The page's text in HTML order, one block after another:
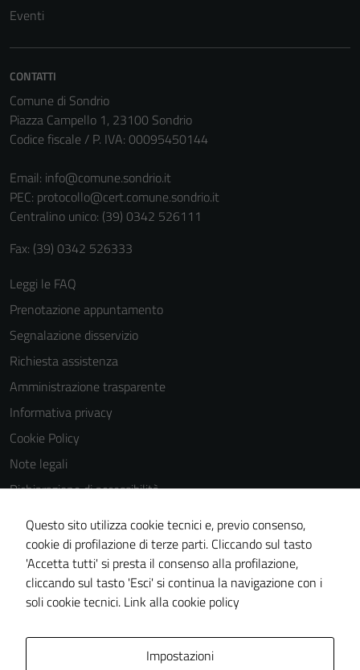
Eventi
CONTATTI
Comune di Sondrio
Piazza Campello 1, 23100 Sondrio
Codice fiscale / P. IVA: 00095450144
Email: info@comune.sondrio.it
PEC: protocollo@cert.comune.sondrio.it
Centralino unico: (39) 0342 526111
Fax: (39) 0342 526333
Leggi le FAQ
Prenotazione appuntamento
Segnalazione disservizio
Richiesta assistenza
Amministrazione trasparente
Informativa privacy
Cookie Policy
Note legali
Dichiarazione di accessibilità
Dichiarazione di accessibilità Servizi
Whistleblowing
Piano di miglioramento del sito
Area riservata
Questo sito utilizza cookie tecnici e, previo consenso,
cookie di profilazione di terze parti. Cliccando sul tasto
'Accetta tutti' si presta il consenso alla profilazione,
cliccando sul tasto 'Esci' si continua la navigazione con i
soli cookie tecnici. Link alla cookie policy
Impostazioni
Tecnici